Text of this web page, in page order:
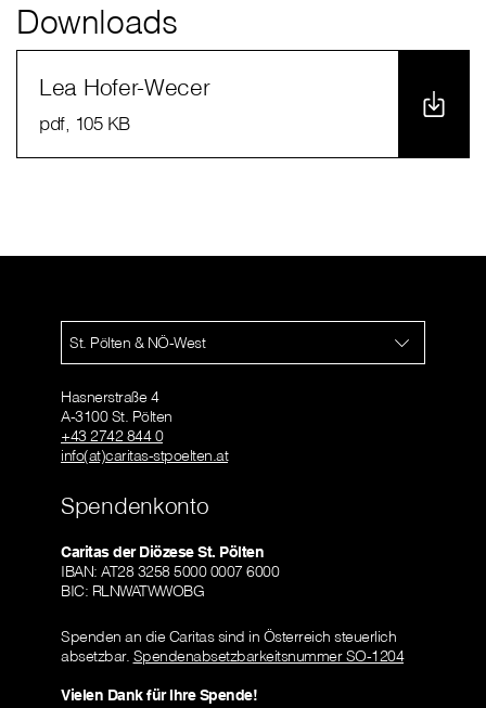
Downloads
Lea Hofer-Wecer
pdf, 105 KB
St. Pölten & NÖ-West
Hasnerstraße 4
A-3100 St. Pölten
+43 2742 844 0
info(at)caritas-stpoelten.at
Spendenkonto
Caritas der Diözese St. Pölten
IBAN: AT28 3258 5000 0007 6000
BIC: RLNWATWWOBG
Spenden an die Caritas sind in Österreich steuerlich
absetzbar. Spendenabsetzbarkeitsnummer SO-1204
Vielen Dank für Ihre Spende!